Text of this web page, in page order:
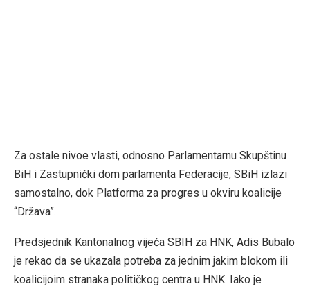
Za ostale nivoe vlasti, odnosno Parlamentarnu Skupštinu
BiH i Zastupnički dom parlamenta Federacije, SBiH izlazi
samostalno, dok Platforma za progres u okviru koalicije
“Država”.
Predsjednik Kantonalnog vijeća SBIH za HNK, Adis Bubalo
je rekao da se ukazala potreba za jednim jakim blokom ili
koalicijoim stranaka političkog centra u HNK. Iako je